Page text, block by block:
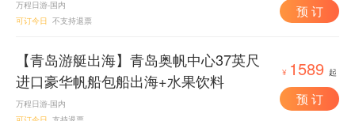
万程日游-国内
可订今日 不支持退票
预 订
【青岛游艇出海】青岛奥帆中心37英尺
进口豪华帆船包船出海+水果饮料
万程日游-国内
¥ 1589 起
预 订